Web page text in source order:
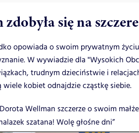
zdobyła się na
opowiada o swoim prywatnym
W wywiadzie dla "Wysokich
trudnym dzieciństwie i
wiele kobiet odnajdzie cząstkę siebie.
Dorota Wellman szczerze o swoim
szatana! Wolę głośne dni”